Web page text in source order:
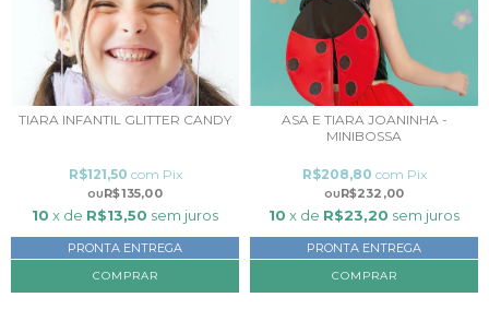
TIARA INFANTIL GLITTER CANDY
R$135,00
R$121,50 com Pix
10 x de R$13,50 sem juros
PRONTA ENTREGA
ASA E TIARA JOANINHA -
MINIBOSSA
R$232,00
R$208,80 com Pix
10 x de R$23,20 sem juros
PRONTA ENTREGA